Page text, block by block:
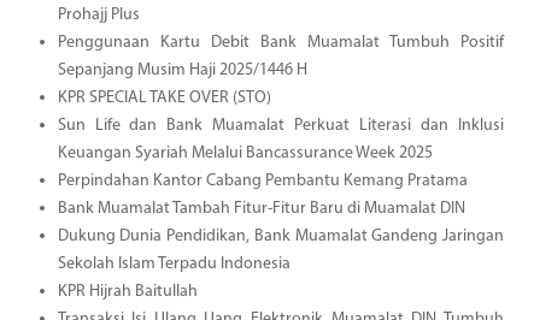
Prohajj Plus
Penggunaan Kartu Debit Bank Muamalat Tumbuh Positif
Sepanjang Musim Haji 2025/1446 H
KPR SPECIAL TAKE OVER (STO)
Sun Life dan Bank Muamalat Perkuat Literasi dan Inklusi
Keuangan Syariah Melalui Bancassurance Week 2025
Perpindahan Kantor Cabang Pembantu Kemang Pratama
Bank Muamalat Tambah Fitur-Fitur Baru di Muamalat DIN
Dukung Dunia Pendidikan, Bank Muamalat Gandeng Jaringan
Sekolah Islam Terpadu Indonesia
KPR Hijrah Baitullah